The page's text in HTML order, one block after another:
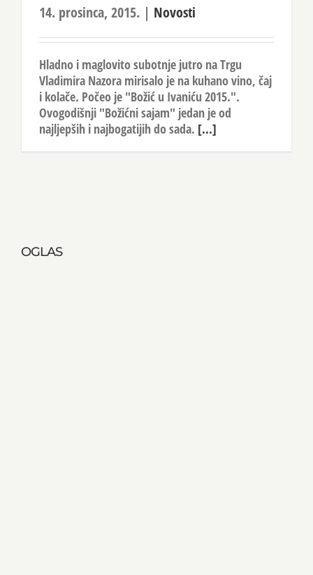
14. prosinca, 2015. | Novosti
Hladno i maglovito subotnje jutro na Trgu
Vladimira Nazora mirisalo je na kuhano vino, čaj
i kolače. Počeo je "Božić u Ivaniću 2015.".
Ovogodišnji "Božićni sajam" jedan je od
najljepših i najbogatijih do sada. [...]
OGLAS